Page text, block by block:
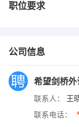
职位要求
公司信息
希望剑桥
联系人： 王
联系电话：